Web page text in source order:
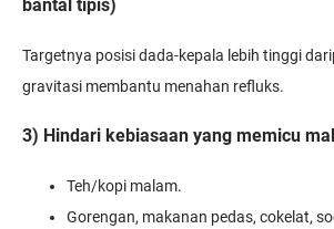
bantal tipis)
Targetnya posisi dada-kepala lebih tinggi
gravitasi membantu menahan refluks.
3) Hindari kebiasaan yang memicu
Teh/kopi malam.
Gorengan, makanan pedas, cokelat,